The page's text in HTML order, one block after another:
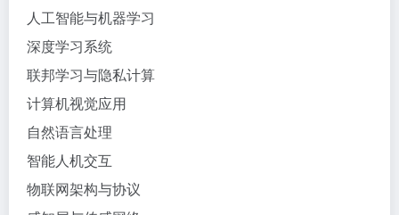
人工智能与机器学习
深度学习系统
联邦学习与隐私计算
计算机视觉应用
自然语言处理
智能人机交互
物联网架构与协议